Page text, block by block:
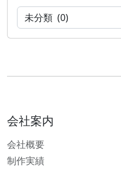
会社案内
会社概要
制作実績